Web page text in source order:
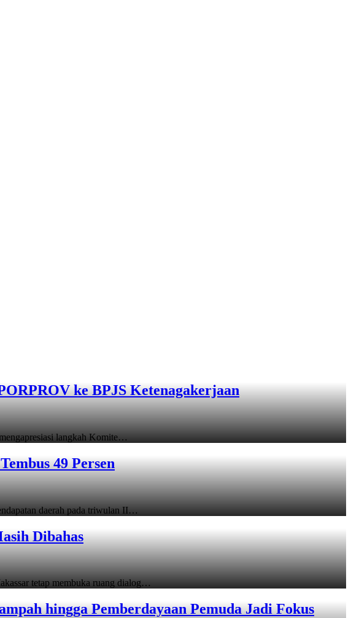
ke BPJS Ketenagakerjaan
langkah Komite…
49 Persen
daerah pada triwulan II…
Dibahas
tetap membuka ruang dialog…
hingga Pemberdayaan Pemuda Jadi Fokus